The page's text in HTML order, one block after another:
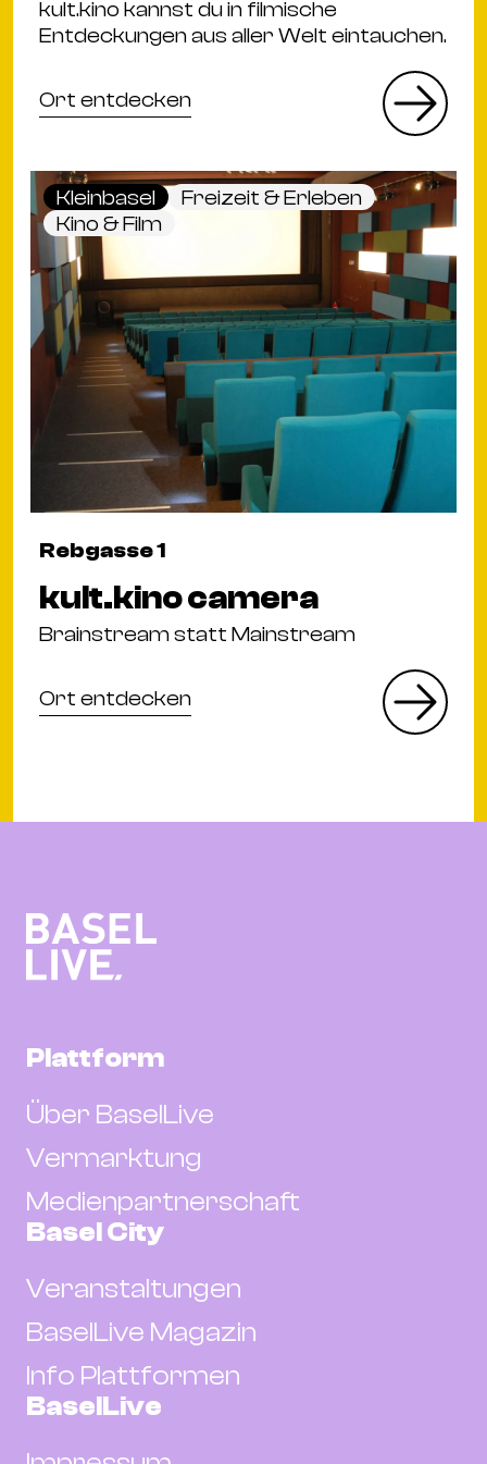
kult.kino kannst du in filmische
Entdeckungen aus aller Welt eintauchen.
Ort entdecken
Kleinbasel
Freizeit & Erleben
Kino & Film
Rebgasse 1
kult.kino camera
Brainstream statt Mainstream
Ort entdecken
Plattform
Über BaselLive
Vermarktung
Medienpartnerschaft
Basel City
Veranstaltungen
BaselLive Magazin
Info Plattformen
BaselLive